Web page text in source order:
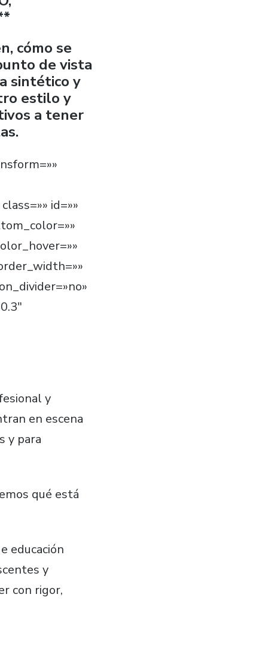
cómo se
de vista
sintético y
estilo y
a tener
id=»»
y
en escena
y para
qué está
educación
y
con rigor,